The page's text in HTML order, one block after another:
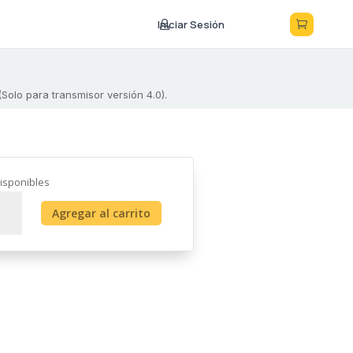

Iniciar Sesión 

para transmisor versión 4.0).
Agregar al carrito